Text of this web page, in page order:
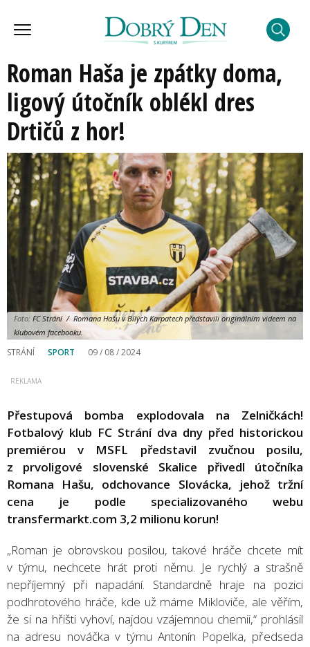
Roman Haša je zpátky doma,
ligový útočník oblékl dres
Drtičů z hor!
Foto: FC Strání / Romana Hašu v Bílých Karpatech představili originálním videem na
klubovém facebooku.
STRÁNÍ SPORT 09 / 08 / 2024
Přestupová bomba explodovala na Zelničkách!
Fotbalový klub FC Strání dva dny před historickou
premiérou v MSFL představil zvučnou posilu,
z prvoligové slovenské Skalice přivedl útočníka
Romana Hašu, odchovance Slovácka, jehož tržní
cena je podle specializovaného webu
transfermarkt.com 3,2 milionu korun!
„Roman je obrovskou posilou, takové hráče chcete mít
v týmu, nechcete hrát proti němu. Je rychlý a strašně
nepříjemný při napadání. Standardně hraje na pozici
podhrotového hráče, kde už máme Mikloviče, ale věřím,
že si na hřišti vyhoví, najdou vzájemnou chemii,“ prohlásil
na adresu nováčka v týmu Antonín Popelka, předseda